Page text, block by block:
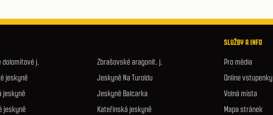
dolomitové j.
jeskyně
jeskyně
jeskyně
Zbrašovské aragonit. j.
Jeskyně Na Turoldu
Jeskyně Balcarka
Kateřinská jeskyně
SLUŽBY A INFO
Pro média
Online vstupenky
Volná místa
Mapa stránek